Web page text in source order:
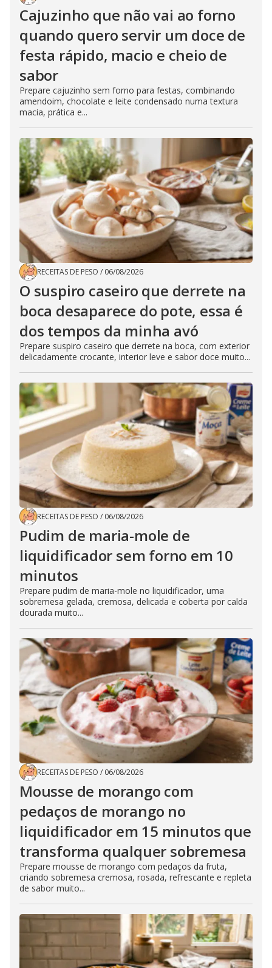
Cajuzinho que não vai ao forno
quando quero servir um doce de
festa rápido, macio e cheio de
sabor
Prepare cajuzinho sem forno para festas, combinando
amendoim, chocolate e leite condensado numa textura
macia, prática e...
RECEITAS DE PESO / 06/08/2026
O suspiro caseiro que derrete na
boca desaparece do pote, essa é
dos tempos da minha avó
Prepare suspiro caseiro que derrete na boca, com exterior
delicadamente crocante, interior leve e sabor doce muito...
RECEITAS DE PESO / 06/08/2026
Pudim de maria-mole de
liquidificador sem forno em 10
minutos
Prepare pudim de maria-mole no liquidificador, uma
sobremesa gelada, cremosa, delicada e coberta por calda
dourada muito...
RECEITAS DE PESO / 06/08/2026
Mousse de morango com
pedaços de morango no
liquidificador em 15 minutos que
transforma qualquer sobremesa
Prepare mousse de morango com pedaços da fruta,
criando sobremesa cremosa, rosada, refrescante e repleta
de sabor muito...